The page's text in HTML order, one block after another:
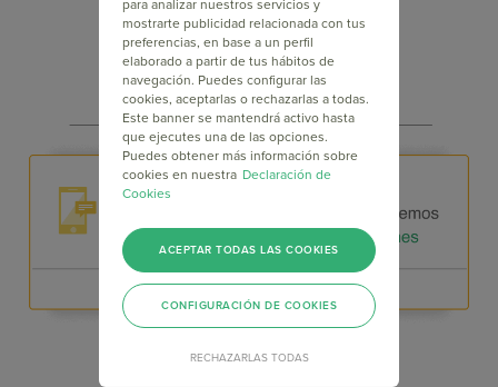
para analizar nuestros servicios y
mostrarte publicidad relacionada con tus
preferencias, en base a un perfil
elaborado a partir de tus hábitos de
navegación. Puedes configurar las
cookies, aceptarlas o rechazarlas a todas.
Este banner se mantendrá activo hasta
que ejecutes una de las opciones.
Puedes obtener más información sobre
cookies en nuestra Declaración de
Cookies
RECHAZARLAS TODAS
ACEPTAR TODAS LAS COOKIES
CONFIGURACIÓN DE COOKIES